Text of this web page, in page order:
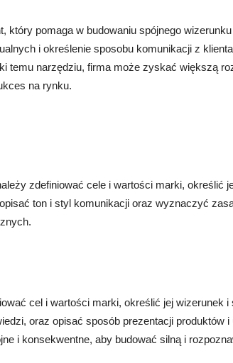
który pomaga w budowaniu spójnego
i określenie sposobu komunikacji z
temu narzędziu, firma może zyskać większą
na rynku.
zdefiniować cele i wartości marki, określić
ton i styl komunikacji oraz wyznaczyć
cel i wartości marki, określić jej wizerunek i
oraz opisać sposób prezentacji produktów i
i konsekwentne, aby budować silną i